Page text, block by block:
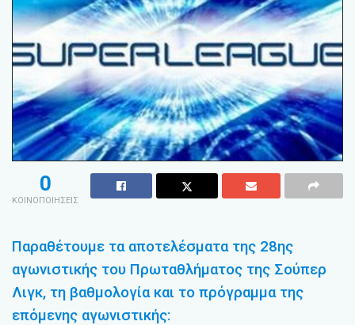
0
ΚΟΙΝΟΠΟΙΗΣΕΙΣ
Παραθέτουμε τα αποτελέσματα της 28ης
αγωνιστικής του Πρωταθλήματος της Σούπερ
Λιγκ, τη βαθμολογία και το πρόγραμμα της
επόμενης αγωνιστικής: